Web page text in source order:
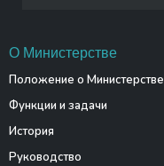
О Министерстве
Положение о Министерстве
Функции и задачи
История
Руководство